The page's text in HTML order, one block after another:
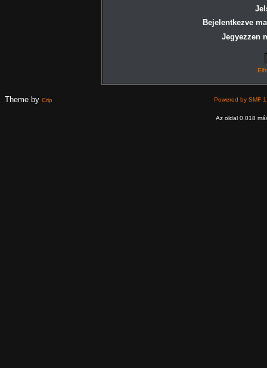
Bejelentkezve
Jegyezzen
Theme by Crip Powered by SMF
Az oldal 0.018